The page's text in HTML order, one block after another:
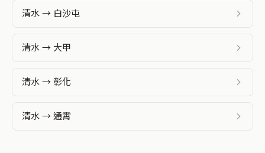
清水 → 白沙屯
清水 → 大甲
清水 → 彰化
清水 → 通霄